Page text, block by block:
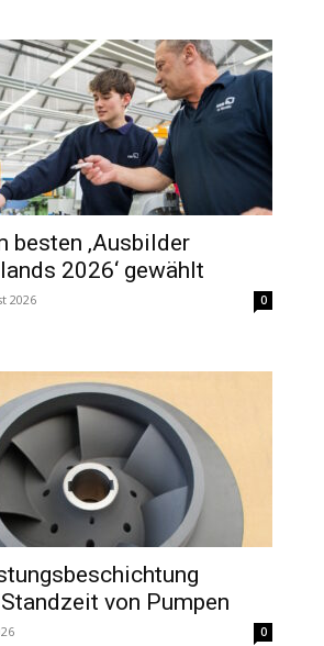
besten ‚Ausbilder
2026‘ gewählt
2026 0
von Pumpen
0